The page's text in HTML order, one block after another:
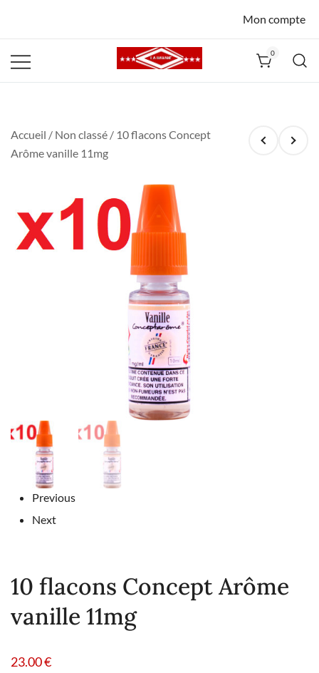
Mon compte
0
Accueil / Non classé / 10 flacons Concept
Arôme vanille 11mg
Previous
Next
10 flacons Concept Arôme
vanille 11mg
23.00€